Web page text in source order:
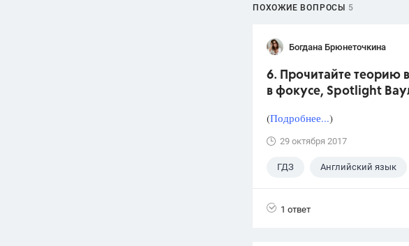
ПОХОЖИЕ ВОПРОСЫ 5
Богдана Брюнеточкина
6. Прочитайте теорию
в фокусе, Spotlight
(Подробнее...)
29 октября 2017
ГДЗ Английский язык
1 ответ